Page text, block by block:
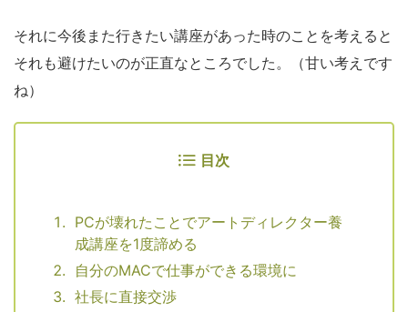
それに今後また行きたい講座があった時のことを考えると
それも避けたいのが正直なところでした。（甘い考えです
ね）
目次
PCが壊れたことでアートディレクター養
成講座を1度諦める
自分のMACで仕事ができる環境に
社長に直接交渉